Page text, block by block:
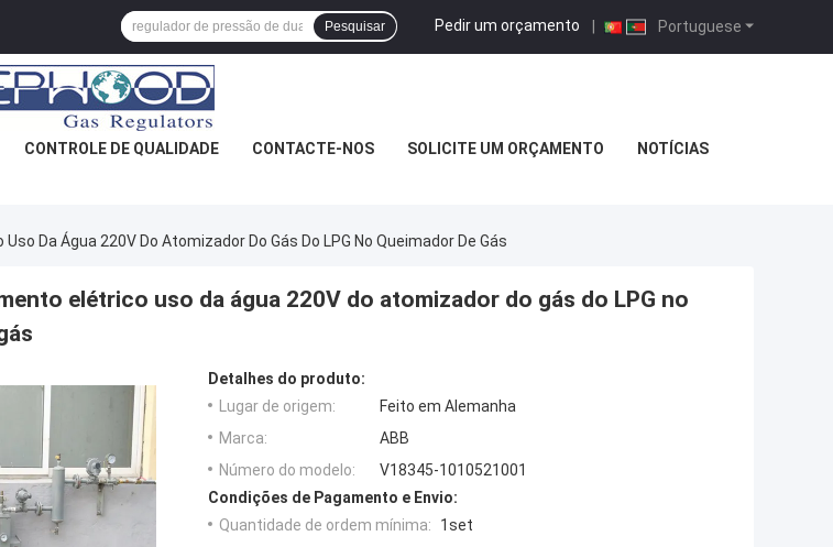
Portuguese
Pedir um orçamento |
Pesquisar
CONTROLE DE QUALIDADE CONTACTE-NOS SOLICITE UM ORÇAMENTO NOTÍCIAS
Da Água 220V Do Atomizador Do Gás Do LPG No Queimador De Gás
elétrico uso da água 220V do atomizador do gás do LPG no
Detalhes do produto:
Lugar de origem:
Feito em Alemanha
Marca:
ABB
Número do modelo:
V18345-1010521001
Condições de Pagamento e Envio:
Quantidade de ordem mínima:
1set